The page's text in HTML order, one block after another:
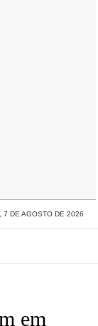
7 DE AGOSTO DE 2026
em